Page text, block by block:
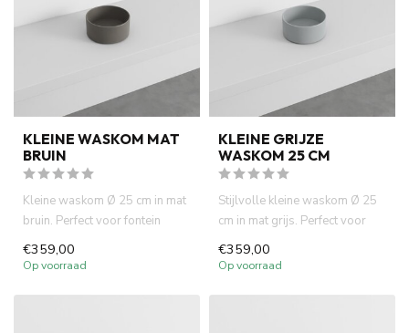
KLEINE WASKOM MAT
BRUIN
Kleine waskom Ø 25 cm in mat
bruin. Perfect voor fontein
toiletten en kleine bad...
€359,00
Op voorraad
KLEINE GRIJZE
WASKOM 25 CM
Stijlvolle kleine waskom Ø 25
cm in mat grijs. Perfect voor
fontein toiletten en...
€359,00
Op voorraad